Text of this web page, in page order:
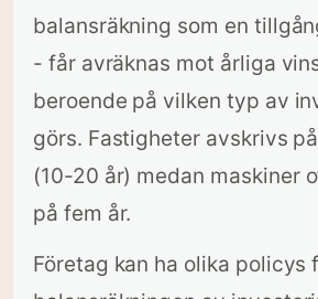
balansräkning som en
- får avräknas mot årliga
beroende på vilken typ av
görs. Fastigheter avskrivs
(10-20 år) medan maskiner
på fem år.
Företag kan ha olika policys